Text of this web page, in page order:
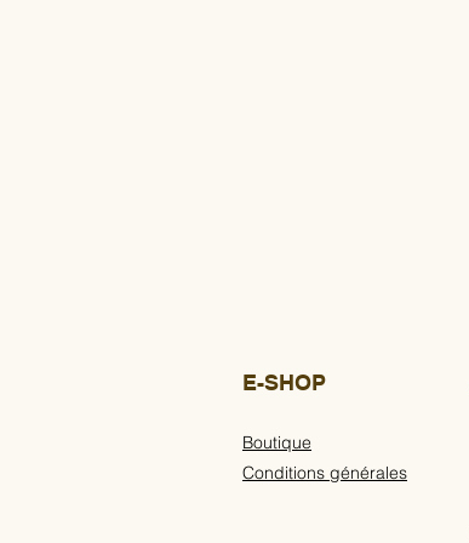
E-SHOP
Boutique
Conditions générales